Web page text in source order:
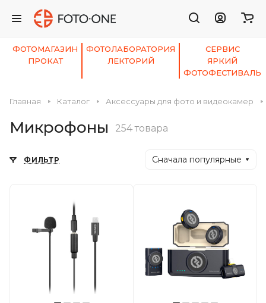
ФОТОМАГАЗИН ФОТОЛАБОРАТОРИЯ
СЕРВИС
ПРОКАТ
ЛЕКТОРИЙ
ЯРКИЙ
ФОТОФЕСТИВАЛЬ
Главная Каталог Аксессуары для фото и видеокамер
Микрофоны 254 товара
ФИЛЬТР Сначала популярные